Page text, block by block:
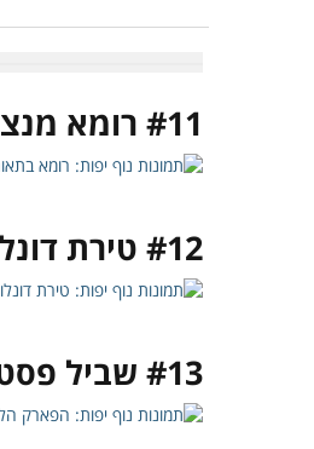
#11 רומא מנצנצת כמו זהב בתאורת הלילה
#12 טירת דונלוס בצפון אירלנד
#13 שביל פסטורלי בפארק הלאומי גאומוסן שבקוריאה הדרומית